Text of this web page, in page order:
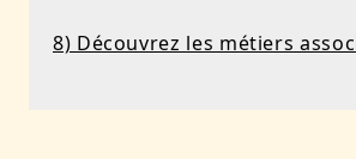
8) Découvrez les métiers